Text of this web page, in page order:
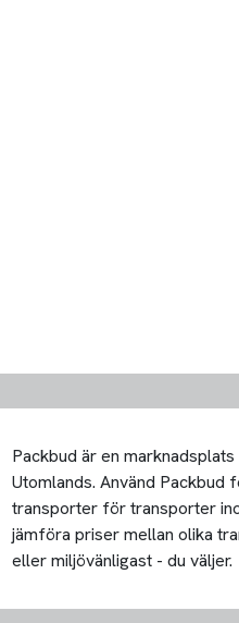
Packbud är en
Utomlands. Använd Packbud
transporter för transporter
jämföra priser mellan olika
eller miljövänligast - du väljer.